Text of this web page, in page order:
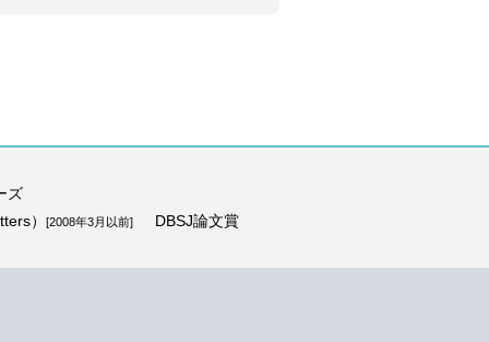
ズ
） [2008年3月以前] DBSJ論文賞